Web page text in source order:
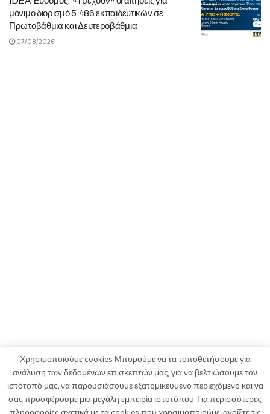
μόνιμο διορισμό 5.486 εκπαιδευτικών σε
Πρωτοβάθμια και Δευτεροβάθμια
07/08/2026
ΟΡΟΙ ΧΡΗΣΗΣ ΠΟΛΙΤΙΚΗ ΑΠΟΡΡΗΤΟΥ
ΔΙΑΦΗΜΙΣΗ
ΚΑΤΑΓΓΕΛΙΕΣ
ΕΠΙΚΟΙΝΩΝΙΑ
Χρησιμοποιούμε cookies Μπορούμε να τα τοποθετήσουμε για
ανάλυση των δεδομένων επισκεπτών μας, για να βελτιώσουμε τον
ιστότοπό μας, να παρουσιάσουμε εξατομικευμένο περιεχόμενο και να
σας προσφέρουμε μια μεγάλη εμπειρία ιστοτόπου. Για περισσότερες